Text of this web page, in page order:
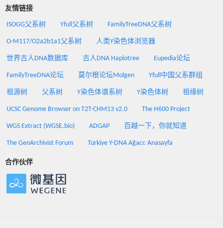
友情链接
ISOGG父系树 Yfull父系树 FamilyTreeDNA父系树
O-M117/O2a2b1a1父系树 人类Y染色体浏览器
世界古人DNA数据库 古人DNA Haplotree Eupedia论坛
FamilyTreeDNA论坛 莫尔根论坛Molgen Yfull中国父系群组
祖源树 父系树 Y染色体谱系树 Y染色体树 祖缘树
UCSC Genome Browser on T2T-CHM13 v2.0 The H600 Project
WGS Extract (WGSE.bio) ADGAP 百越一下，你就知道
The GenArchivist Forum Türkiye Y-DNA Ağacı: Anasayfa
合作伙伴